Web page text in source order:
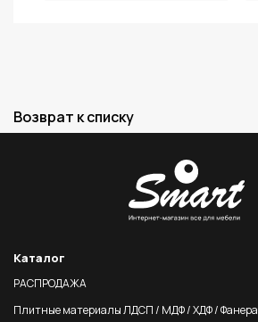
Возврат к списку
Каталог
РАСПРОДАЖА
Плитные материалы ЛДСП / МДФ / ХДФ / Фанера